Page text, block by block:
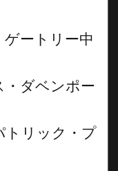
ゲートリー中
・ダベンポー
トリック・プ